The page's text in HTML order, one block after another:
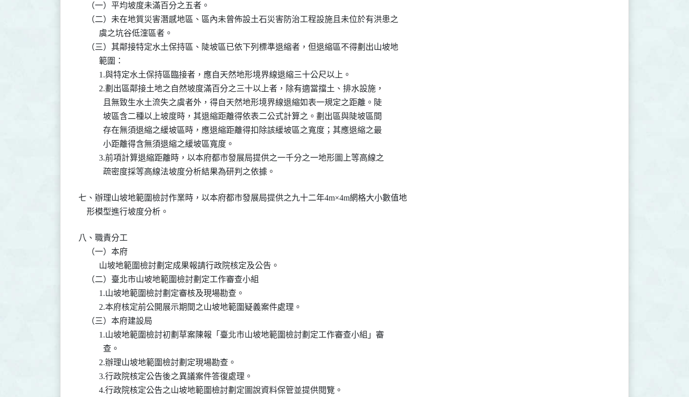
    （一）平均坡度未滿百分之五者。
    （二）未在地質災害潛感地區、區內未曾佈設土石災害防治工程設施且未位於有洪患之
          虞之坑谷低漥區者。
    （三）其鄰接特定水土保持區、陡坡區已依下列標準退縮者，但退縮區不得劃出山坡地
          範圍：
          1.與特定水土保持區臨接者，應自天然地形境界線退縮三十公尺以上。
          2.劃出區鄰接土地之自然坡度滿百分之三十以上者，除有適當擋土、排水設施，
            且無致生水土流失之虞者外，得自天然地形境界線退縮如表一規定之距離。陡
            坡區含二種以上坡度時，其退縮距離得依表二公式計算之。劃出區與陡坡區間
            存在無須退縮之緩坡區時，應退縮距離得扣除該緩坡區之寬度；其應退縮之最
            小距離得含無須退縮之緩坡區寬度。
          3.前項計算退縮距離時，以本府都市發展局提供之一千分之一地形圖上等高線之
            疏密度採等高線法坡度分析結果為研判之依據。
七、辦理山坡地範圍檢討作業時，以本府都市發展局提供之九十二年4m×4m網格大小數值地
    形模型進行坡度分析。
八、職責分工
    （一）本府
          山坡地範圍檢討劃定成果報請行政院核定及公告。
    （二）臺北市山坡地範圍檢討劃定工作審查小組
          1.山坡地範圍檢討劃定審核及現場勘查。
          2.本府核定前公開展示期間之山坡地範圍疑義案件處理。
    （三）本府建設局
          1.山坡地範圍檢討初劃草案陳報「臺北市山坡地範圍檢討劃定工作審查小組」審
            查。
          2.辦理山坡地範圍檢討劃定現場勘查。
          3.行政院核定公告後之異議案件答復處理。
          4.行政院核定公告之山坡地範圍檢討劃定圖說資料保管並提供閱覽。